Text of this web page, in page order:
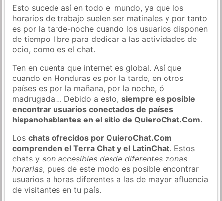
Esto sucede así en todo el mundo, ya que los
horarios de trabajo suelen ser matinales y por tanto
es por la tarde-noche cuando los usuarios disponen
de tiempo libre para dedicar a las actividades de
ocio, como es el chat.
Ten en cuenta que internet es global. Así que
cuando en Honduras es por la tarde, en otros
países es por la mañana, por la noche, ó
madrugada… Debido a esto,siempre es posible
encontrar usuarios conectados de países
hispanohablantes en el sitio de QuieroChat.Com.
Loschats ofrecidos por QuieroChat.Com
comprenden el Terra Chat y el LatinChat. Estos
chats yson accesibles desde diferentes zonas
horarias, pues de este modo es posible encontrar
usuarios a horas diferentes a las de mayor afluencia
de visitantes en tu país.